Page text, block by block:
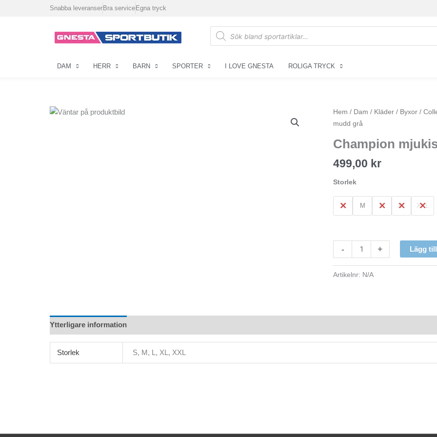
Snabba leveranser Bra service Egna tryck
Products
search
DAM HERR BARN SPORTER I LOVE GNESTA ROLIGA TRYCK
Hem / Dam / Kläder / Byxor /
mudd grå
Champion
499,00 kr
Storlek
S M L XL XXL
-
Champion
mjukisbyxor
mudd
grå
mängd
+ Lägg
Artikelnr: N/A
Ytterligare information
Storlek S, M, L, XL, XXL